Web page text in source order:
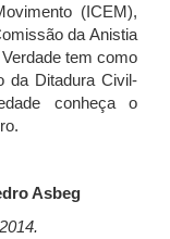
(ICEM),
da Anistia
tem como
da Ditadura Civil-
conheça o
Asbeg